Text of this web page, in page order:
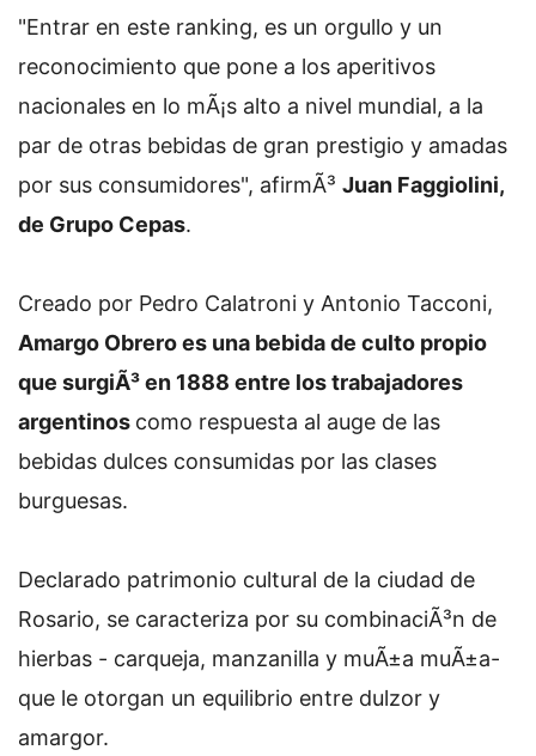
"Entrar en este ranking, es un orgullo y un
reconocimiento que pone a los aperitivos
nacionales en lo mÃ¡s alto a nivel mundial, a la
par de otras bebidas de gran prestigio y amadas
por sus consumidores", afirmÃ³ Juan Faggiolini,
de Grupo Cepas.
Creado por Pedro Calatroni y Antonio Tacconi,
Amargo Obrero es una bebida de culto propio
que surgiÃ³ en 1888 entre los trabajadores
argentinos como respuesta al auge de las
bebidas dulces consumidas por las clases
burguesas.
Declarado patrimonio cultural de la ciudad de
Rosario, se caracteriza por su combinaciÃ³n de
hierbas - carqueja, manzanilla y muÃ±a muÃ±a-
que le otorgan un equilibrio entre dulzor y
amargor.